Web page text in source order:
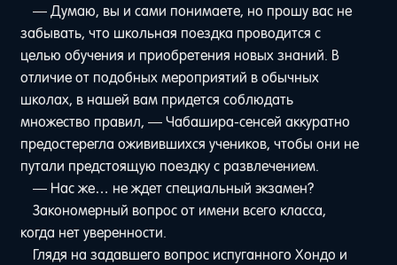
— Думаю, вы и сами понимаете, но прошу вас не
забывать, что школьная поездка проводится с
целью обучения и приобретения новых знаний. В
отличие от подобных мероприятий в обычных
школах, в нашей вам придется соблюдать
множество правил, — Чабашира-сенсей аккуратно
предостерегла оживившихся учеников, чтобы они не
путали предстоящую поездку с развлечением.
— Нас же… не ждет специальный экзамен?
Закономерный вопрос от имени всего класса,
когда нет уверенности.
Глядя на задавшего вопрос испуганного Хондо и